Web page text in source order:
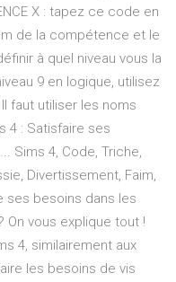
X : tapez ce code en
de la compétence et le
à quel niveau vous la
9 en logique, utilisez
faut utiliser les noms
4 : Satisfaire ses
Sims 4, Code, Triche,
Divertissement, Faim,
ses besoins dans les
vous explique tout !
4, similairement aux
les besoins de vis